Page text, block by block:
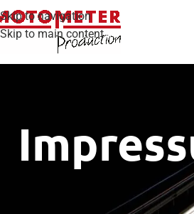
Skip to navigation
Skip to main content